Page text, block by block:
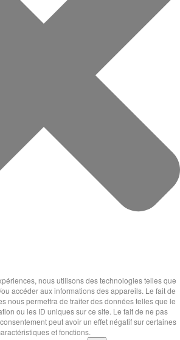
nous utilisons des technologies telles que
accéder aux informations des appareils. Le fait de
nous permettra de traiter des données telles que le
ou les ID uniques sur ce site. Le fait de ne pas
peut avoir un effet négatif sur certaines
et fonctions.